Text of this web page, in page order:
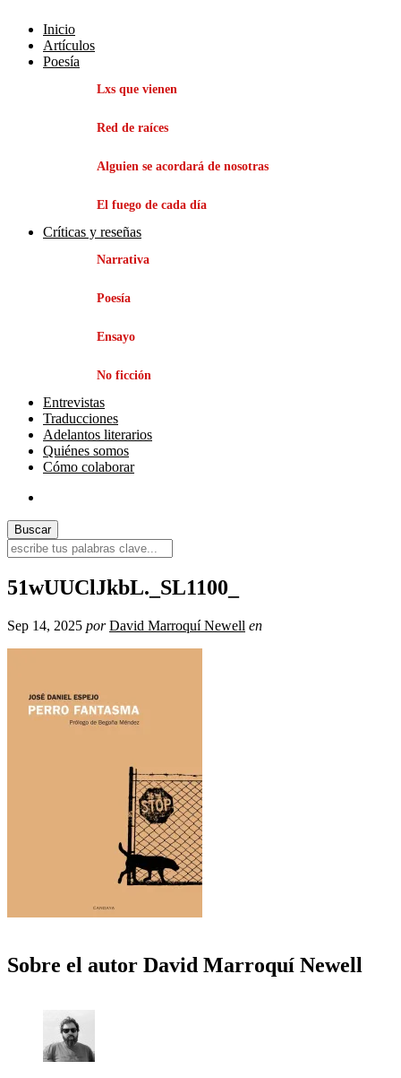
Inicio
Artículos
Poesía
Lxs que vienen
Red de raíces
Alguien se acordará de nosotras
El fuego de cada día
Críticas y reseñas
Narrativa
Poesía
Ensayo
No ficción
Entrevistas
Traducciones
Adelantos literarios
Quiénes somos
Cómo colaborar
51wUUClJkbL._SL1100_
Sep 14, 2025 por David Marroquí Newell en
Sobre el autor David Marroquí Newell